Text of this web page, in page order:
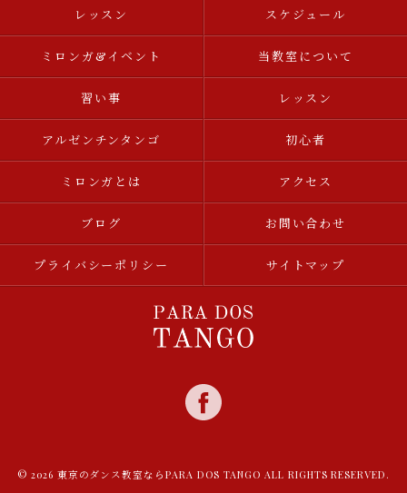
レッスン スケジュール
ミロンガ&イベント 当教室について
習い事 レッスン
アルゼンチンタンゴ 初心者
ミロンガとは アクセス
ブログ お問い合わせ
プライバシーポリシー サイトマップ
© 2026 東京のダンス教室ならPARA DOS TANGO ALL RIGHTS RESERVED.